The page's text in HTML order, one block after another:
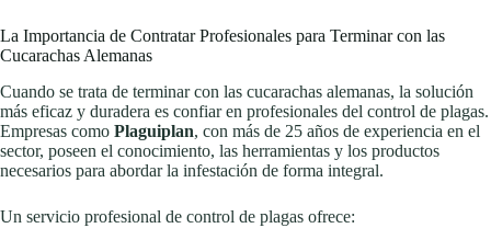
La Importancia de Contratar Profesionales para Terminar con las
Cucarachas Alemanas
Cuando se trata de terminar con las cucarachas alemanas, la solución
más eficaz y duradera es confiar en profesionales del control de plagas.
Empresas como Plaguiplan, con más de 25 años de experiencia en el
sector, poseen el conocimiento, las herramientas y los productos
necesarios para abordar la infestación de forma integral.
Un servicio profesional de control de plagas ofrece: